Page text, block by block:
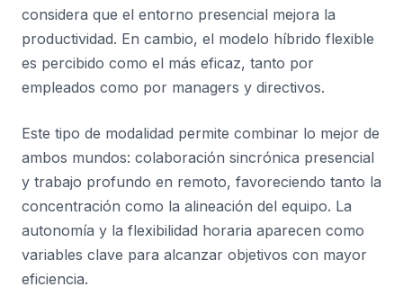
considera que el entorno presencial mejora la
productividad. En cambio, el modelo híbrido flexible
es percibido como el más eficaz, tanto por
empleados como por managers y directivos.
Este tipo de modalidad permite combinar lo mejor de
ambos mundos: colaboración sincrónica presencial
y trabajo profundo en remoto, favoreciendo tanto la
concentración como la alineación del equipo. La
autonomía y la flexibilidad horaria aparecen como
variables clave para alcanzar objetivos con mayor
eficiencia.